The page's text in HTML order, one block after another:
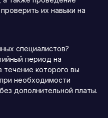
их навыки на
специалистов?
период на
течение которого вы
необходимости
дополнительной платы.